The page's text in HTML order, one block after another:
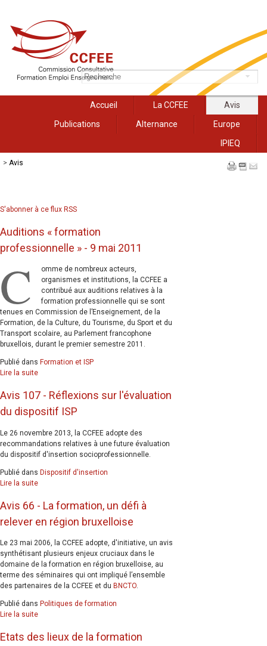
Accueil La CCFEE
Avis
Publications
Alternance
Europe
IPIEQ
> Avis
S'abonner à ce flux RSS
Auditions « formation
professionnelle » - 9 mai 2011
C
omme de nombreux acteurs,
organismes et institutions, la CCFEE a
contribué aux auditions relatives à la
formation professionnelle qui se sont
tenues en Commission de l’Enseignement, de la
Formation, de la Culture, du Tourisme, du Sport et du
Transport scolaire, au Parlement francophone
bruxellois, durant le premier semestre 2011.
Publié dans Formation et ISP
Lire la suite
Avis 107 - Réflexions sur l'évaluation
du dispositif ISP
Le 26 novembre 2013, la CCFEE adopte des
recommandations relatives à une future évaluation
du dispositif d'insertion socioprofessionnelle.
Publié dans Dispositif d'insertion
Lire la suite
Avis 66 - La formation, un défi à
relever en région bruxelloise
Le 23 mai 2006, la CCFEE adopte, d'initiative, un avis
synthétisant plusieurs enjeux cruciaux dans le
domaine de la formation en région bruxelloise, au
terme des séminaires qui ont impliqué l’ensemble
des partenaires de la CCFEE et du BNCTO.
Publié dans Politiques de formation
Lire la suite
Etats des lieux de la formation